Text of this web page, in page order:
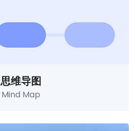
思维导图
Mind Map